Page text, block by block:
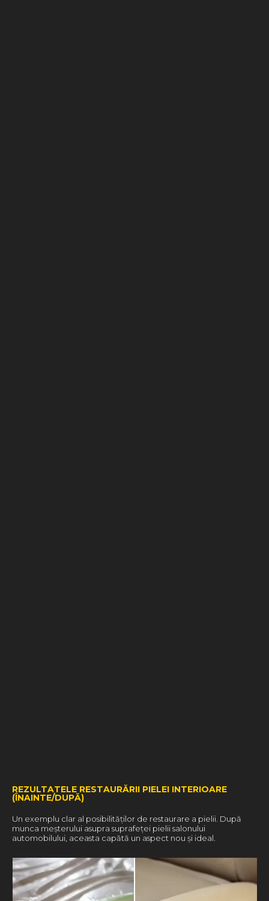
REZULTATELE RESTAURĂRII PIELEI INTERIOARE
(ÎNAINTE/DUPĂ)
Un exemplu clar al posibilităților de restaurare a pielii. După
munca meșterului asupra suprafeței pielii salonului
automobilului, aceasta capătă un aspect nou și ideal.